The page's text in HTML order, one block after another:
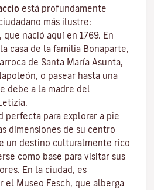
está profundamente
más ilustre:
, que nació aquí en 1769. En
casa de la familia Bonaparte,
de Santa María Asunta,
o pasear hasta una
debe a la madre del
perfecta para explorar a pie
dimensiones de su centro
un destino culturalmente rico
como base para visitar sus
En la ciudad, es
el Museo Fesch, que alberga